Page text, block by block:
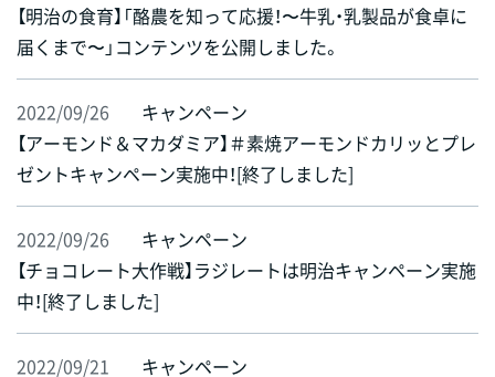
【明治の食育】「酪農を知って応援！〜牛乳・乳製品が食卓に
届くまで〜」コンテンツを公開しました。
2022/09/26
キャンペーン
【アーモンド＆マカダミア】＃素焼アーモンドカリッとプレ
ゼントキャンペーン実施中！[終了しました]
2022/09/26
キャンペーン
【チョコレート大作戦】ラジレートは明治キャンペーン実施
中！[終了しました]
2022/09/21
キャンペーン